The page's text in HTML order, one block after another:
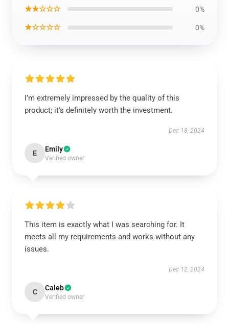
★★☆☆☆ 0%
★☆☆☆☆ 0%
I’m extremely impressed by the quality of this
product; it's definitely worth the investment.
Dec 18, 2024
E Emily
Verified owner
This item is exactly what I was searching for. It
meets all my requirements and works without any
issues.
Dec 12, 2024
C Caleb
Verified owner